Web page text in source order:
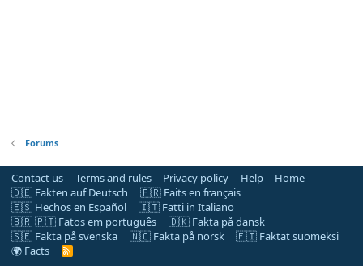
Forums
Contact us Terms and rules Privacy policy Help
Home
🇩🇪 Fakten auf Deutsch
🇫🇷 Faits en français
🇪🇸 Hechos en Español
🇮🇹 Fatti in Italiano
🇧🇷 🇵🇹 Fatos em português
🇩🇰 Fakta på dansk
🇸🇪 Fakta på svenska
🇳🇴 Fakta på norsk
🇫🇮 Faktat suomeksi
🌍 Facts
R